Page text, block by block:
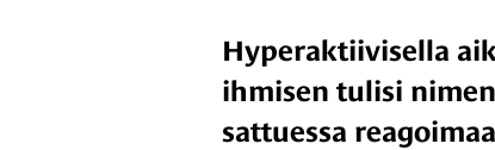
Hyperaktiivisella
ihmisen tulisi
sattuessa